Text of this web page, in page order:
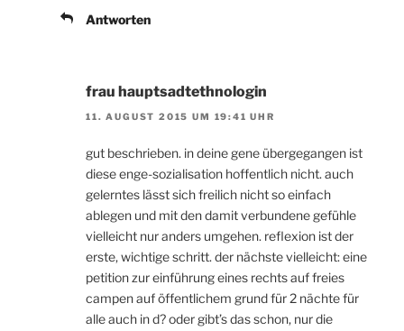
Antworten
frau hauptsadtethnologin
11. AUGUST 2015 UM 19:41 UHR
gut beschrieben. in deine gene übergegangen ist
diese enge-sozialisation hoffentlich nicht. auch
gelerntes lässt sich freilich nicht so einfach
ablegen und mit den damit verbundene gefühle
vielleicht nur anders umgehen. reflexion ist der
erste, wichtige schritt. der nächste vielleicht: eine
petition zur einführung eines rechts auf freies
campen auf öffentlichem grund für 2 nächte für
alle auch in d? oder gibt’s das schon, nur die